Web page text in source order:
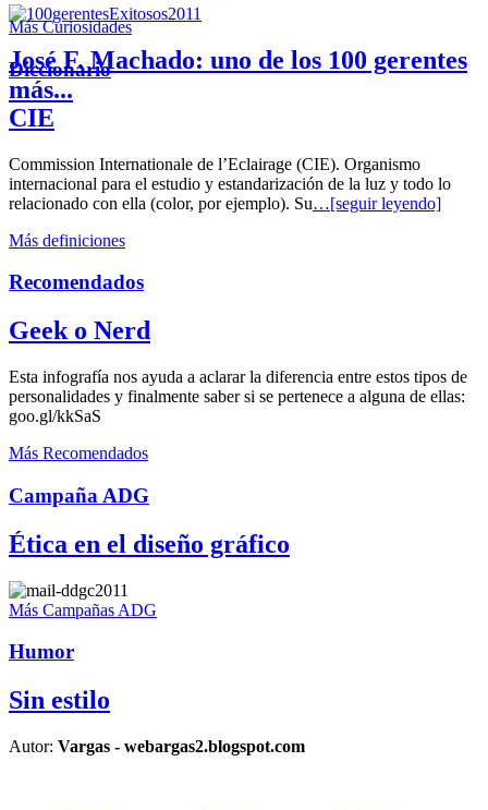
José F. Machado: uno de los 100 gerentes
más...
Más Curiosidades
Diccionario
CIE
Commission Internationale de l’Eclairage (CIE). Organismo
internacional para el estudio y estandarización de la luz y todo lo
relacionado con ella (color, por ejemplo). Su…[seguir leyendo]
Más definiciones
Recomendados
Geek o Nerd
Esta infografía nos ayuda a aclarar la diferencia entre estos tipos de
personalidades y finalmente saber si se pertenece a alguna de ellas:
goo.gl/kkSaS
Más Recomendados
Campaña ADG
Ética en el diseño gráfico
Más Campañas ADG
Humor
Sin estilo
Autor: Vargas - webargas2.blogspot.com